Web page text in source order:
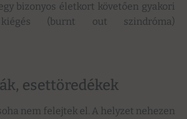
bizonyos életkort követően gyakori
kiégés (burnt out szindróma)
esettöredékek
nem felejtek el. A helyzet nehezen